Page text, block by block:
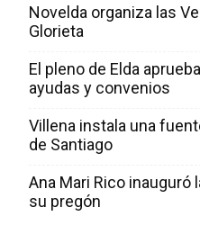
Novelda organiza las
Glorieta
El pleno de Elda
ayudas y convenios
Villena instala una
de Santiago
Ana Mari Rico
su pregón